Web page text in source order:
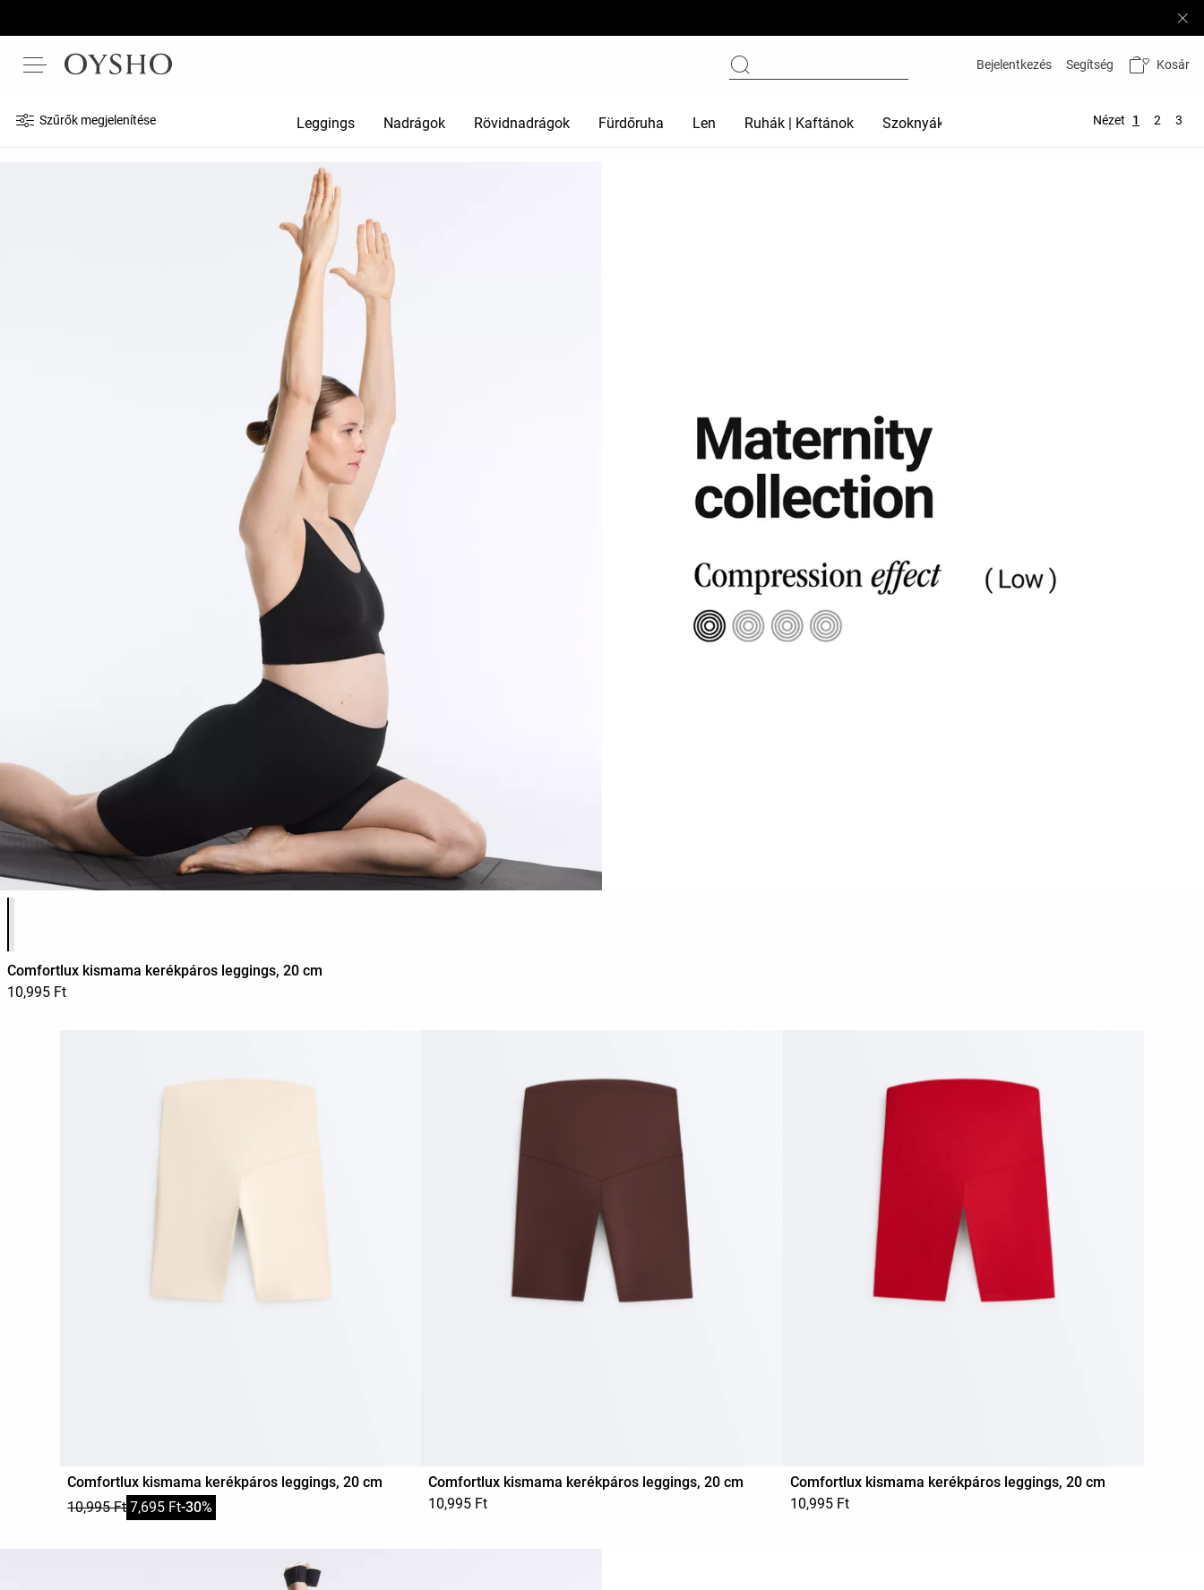
Bejelentkezés Segítség Kosár
Szűrők megjelenítése Leggings Nadrágok Rövidnadrágok Fürdőruha Len Ruhák | Kaftánok Szoknyák Sportmelltartók
Nézet 1 2 3
Termékszínek listája
Comfortlux kismama kerékpáros leggings, 20 cm
10,995 Ft
Comfortlux kismama kerékpáros leggings, 20 cm
10,995 Ft 7,695 Ft-30%
Comfortlux kismama kerékpáros leggings, 20 cm
10,995 Ft
Comfortlux kismama kerékpáros leggings, 20 cm
10,995 Ft